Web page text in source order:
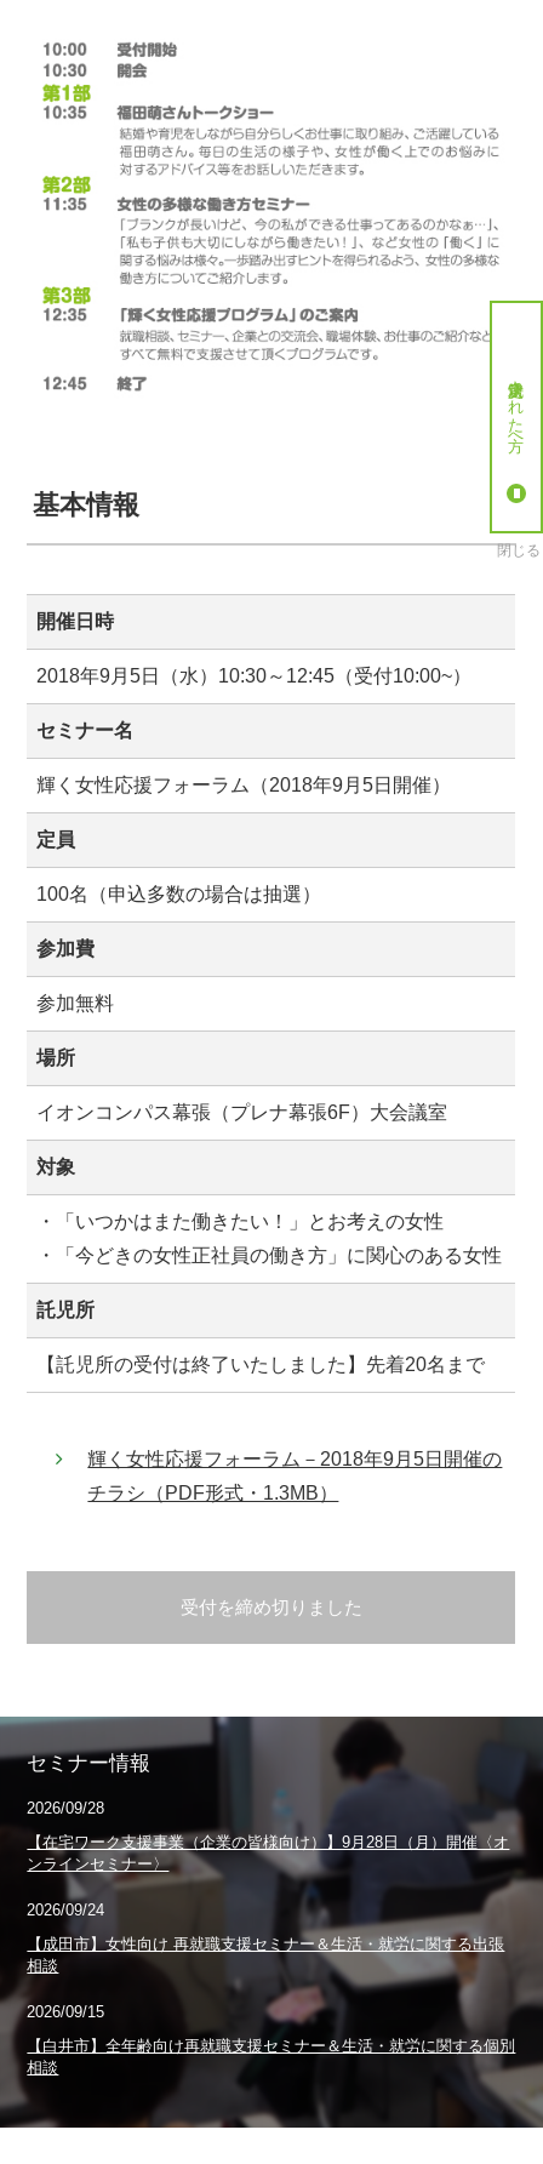
基本情報
開催日時
2018年9月5日（水）10:30～12:45（受付10:00~）
セミナー名
輝く女性応援フォーラム（2018年9月5日開催）
定員
100名（申込多数の場合は抽選）
参加費
参加無料
場所
イオンコンパス幕張（プレナ幕張6F）大会議室
対象
・「いつかはまた働きたい！」とお考えの女性
・「今どきの女性正社員の働き方」に関心のある女性
託児所
【託児所の受付は終了いたしました】先着20名まで
輝く女性応援フォーラム－2018年9月5日開催の
チラシ（PDF形式・1.3MB）
受付を締め切りました
セミナー情報
2026/09/28
【在宅ワーク支援事業（企業の皆様向け）】9月28日（月）開催〈オ
ンラインセミナー〉
2026/09/24
【成田市】女性向け 再就職支援セミナー＆生活・就労に関する出張
相談
2026/09/15
【白井市】全年齢向け再就職支援セミナー＆生活・就労に関する個別
相談
就労決定された方へ
閉じる